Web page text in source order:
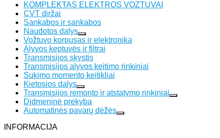
KOMPLEKTAS ELEKTROS VOZTUVAI
CVT diržai
Sankabos ir sankabos
Naudotos dalys
Vožtuvo korpusas ir elektronika
Alyvos keptuvės ir filtrai
Transmisijos skystis
Transmisijos alyvos keitimo rinkiniai
Sukimo momento keitikliai
Kietosios dalys
Transmisijos remonto ir atstatymo rinkiniai
Didmeninė prekyba
Automatinės pavarų dėžės
INFORMACIJA